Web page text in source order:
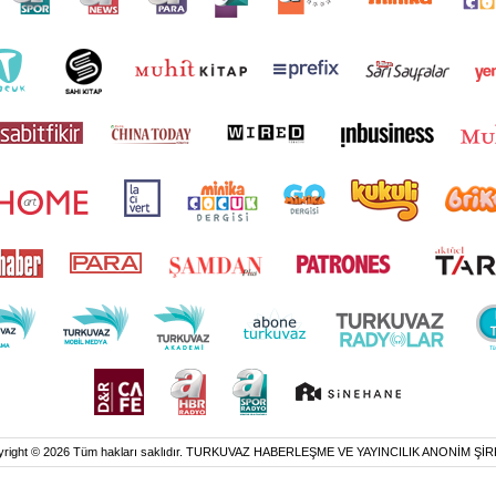
© 2026 Tüm hakları saklıdır. TURKUVAZ HABERLEŞME VE YAYINCILIK ANONİM